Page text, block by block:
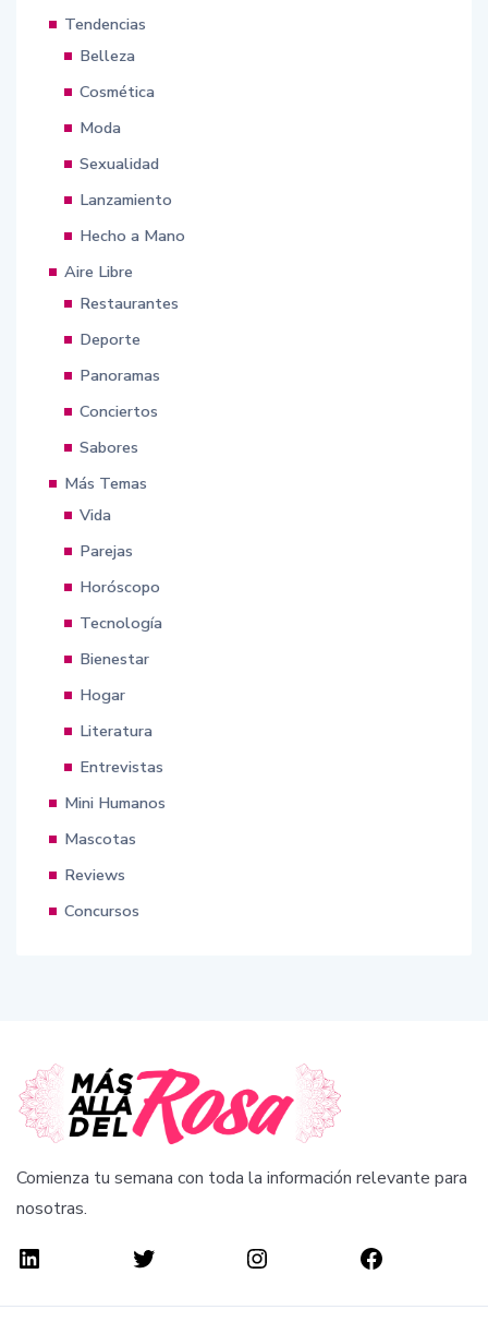
Tendencias
Belleza
Cosmética
Moda
Sexualidad
Lanzamiento
Hecho a Mano
Aire Libre
Restaurantes
Deporte
Panoramas
Conciertos
Sabores
Más Temas
Vida
Parejas
Horóscopo
Tecnología
Bienestar
Hogar
Literatura
Entrevistas
Mini Humanos
Mascotas
Reviews
Concursos
Comienza tu semana con toda la información relevante para
nosotras.